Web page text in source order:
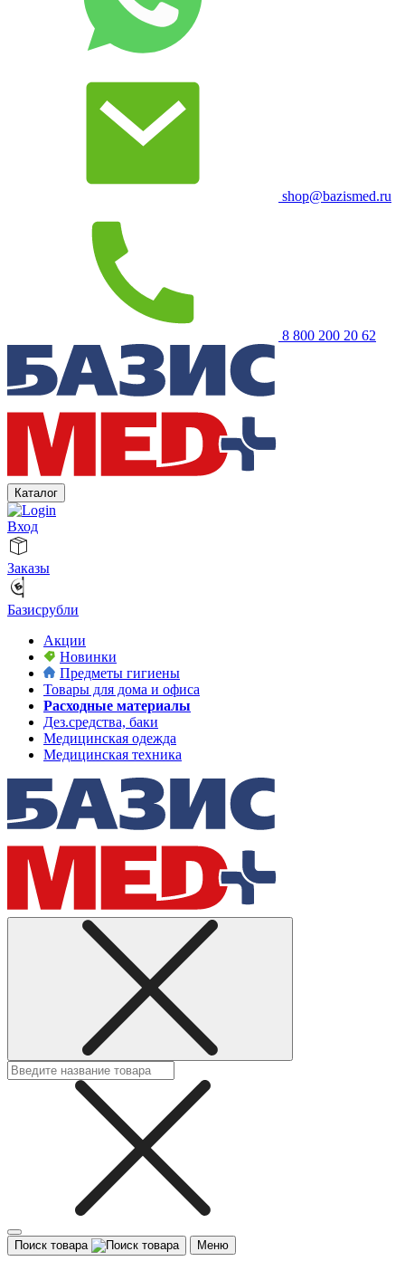
shop@bazismed.ru
8 800 200 20 62
Каталог
Вход
Заказы
Базисрубли
Акции
Новинки
Предметы гигиены
Товары для дома и офиса
Расходные материалы
Дез.средства, баки
Медицинская одежда
Медицинская техника
Поиск товара Меню